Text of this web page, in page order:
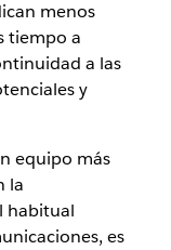
menos
tiempo a
a las
y
equipo más
la
habitual
es